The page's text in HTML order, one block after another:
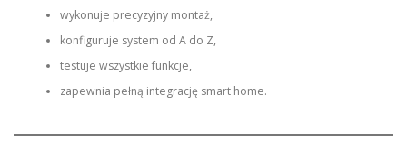
wykonuje precyzyjny montaż,
konfiguruje system od A do Z,
testuje wszystkie funkcje,
zapewnia pełną integrację smart home.